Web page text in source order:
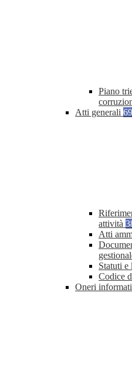
Piano
Atti generali 69
attività
Atti
Statuti e
Codice
Oneri